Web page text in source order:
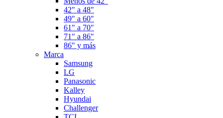
42" a 48"
49" a 60"
61" a 70"
71" a 86"
86" y más
Marca
Samsung
LG
Panasonic
Kalley
Hyundai
Challenger